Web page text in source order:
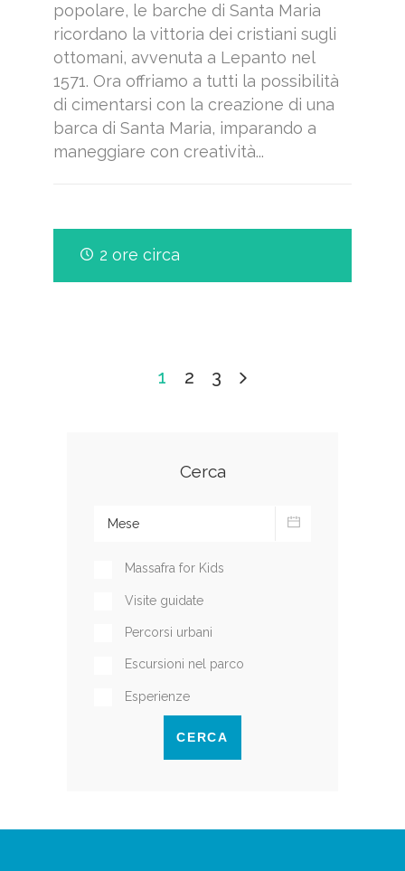
popolare, le barche di Santa Maria
ricordano la vittoria dei cristiani sugli
ottomani, avvenuta a Lepanto nel
1571. Ora offriamo a tutti la possibilità
di cimentarsi con la creazione di una
barca di Santa Maria, imparando a
maneggiare con creatività...
2 ore circa
1 2 3
Cerca
Massafra for Kids
Visite guidate
Percorsi urbani
Escursioni nel parco
Esperienze
CERCA